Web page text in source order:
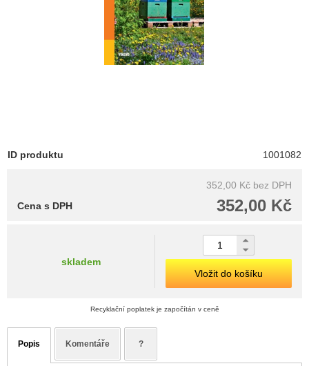
ID produktu 1001082
352,00 Kč bez DPH
352,00 Kč
Cena s DPH
skladem
Vložit do košíku
Recyklační poplatek je započítán v ceně
Popis Komentáře ?